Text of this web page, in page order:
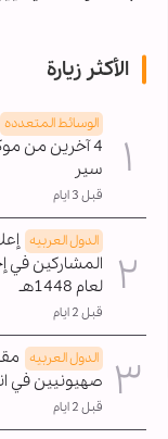
الأكثر زيارة
الوسائط المتعدده
4 آخرين من
سير
قبل 3 ايام
الدول العربیه
المشاركين في
لعام 1448هـ
قبل 2 ايام
الدول العربیه
صهيونيين في
قبل 2 ايام